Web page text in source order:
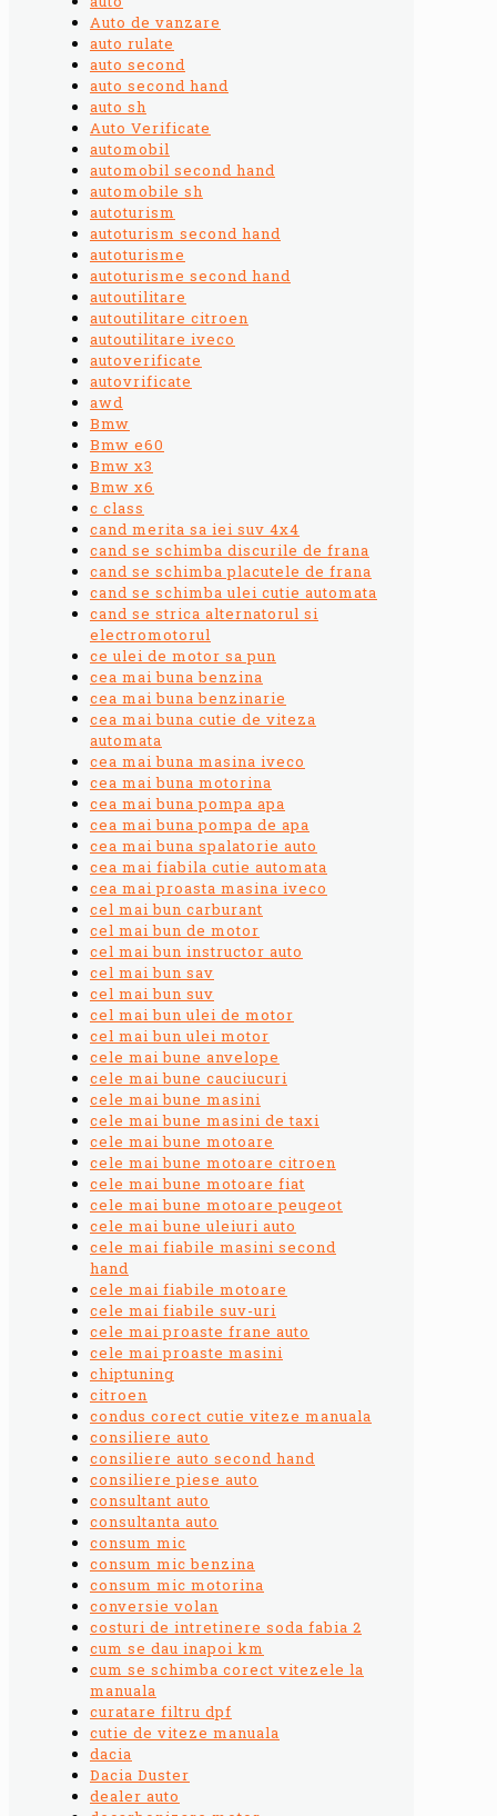
Auto de vanzare
auto rulate
auto second
auto second hand
auto sh
Auto Verificate
automobil
automobil second hand
automobile sh
autoturism
autoturism second hand
autoturisme
autoturisme second hand
autoutilitare
autoutilitare citroen
autoutilitare iveco
autoverificate
autovrificate
awd
Bmw
Bmw e60
Bmw x3
Bmw x6
c class
cand merita sa iei suv 4x4
cand se schimba discurile de frana
cand se schimba placutele de frana
cand se schimba ulei cutie automata
cand se strica alternatorul si
electromotorul
ce ulei de motor sa pun
cea mai buna benzina
cea mai buna benzinarie
cea mai buna cutie de viteza
automata
cea mai buna masina iveco
cea mai buna motorina
cea mai buna pompa apa
cea mai buna pompa de apa
cea mai buna spalatorie auto
cea mai fiabila cutie automata
cea mai proasta masina iveco
cel mai bun carburant
cel mai bun de motor
cel mai bun instructor auto
cel mai bun sav
cel mai bun suv
cel mai bun ulei de motor
cel mai bun ulei motor
cele mai bune anvelope
cele mai bune cauciucuri
cele mai bune masini
cele mai bune masini de taxi
cele mai bune motoare
cele mai bune motoare citroen
cele mai bune motoare fiat
cele mai bune motoare peugeot
cele mai bune uleiuri auto
cele mai fiabile masini second
hand
cele mai fiabile motoare
cele mai fiabile suv-uri
cele mai proaste frane auto
cele mai proaste masini
chiptuning
citroen
condus corect cutie viteze manuala
consiliere auto
consiliere auto second hand
consiliere piese auto
consultant auto
consultanta auto
consum mic
consum mic benzina
consum mic motorina
conversie volan
costuri de intretinere soda fabia 2
cum se dau inapoi km
cum se schimba corect vitezele la
manuala
curatare filtru dpf
cutie de viteze manuala
dacia
Dacia Duster
dealer auto